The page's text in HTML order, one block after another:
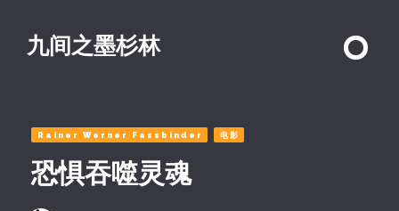
九间之墨杉林
Rainer Werner Fassbinder 电影
恐惧吞噬灵魂